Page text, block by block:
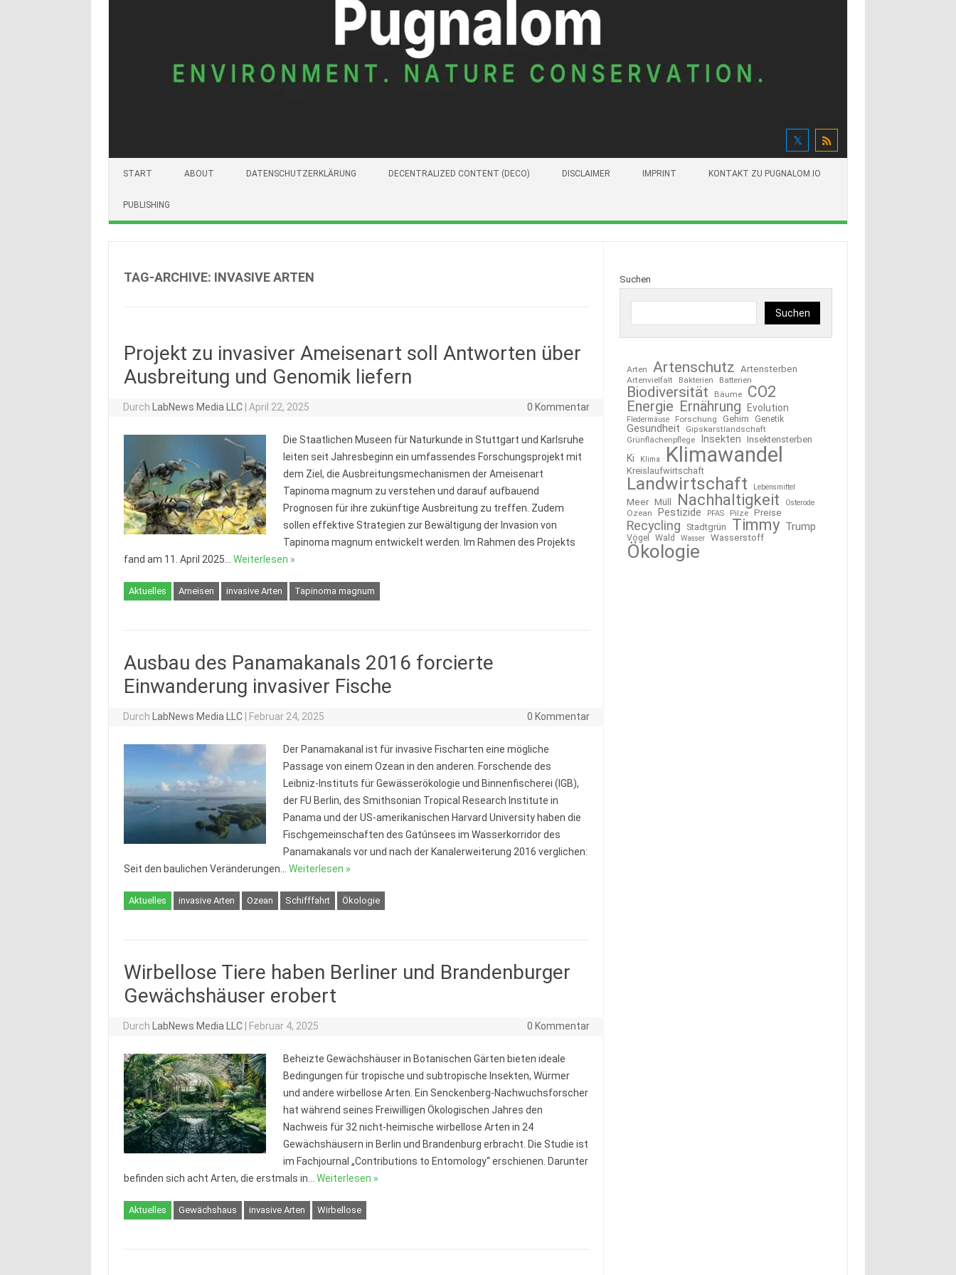
START ABOUT DATENSCHUTZERKLÄRUNG DECENTRALIZED CONTENT (DECO) DISCLAIMER IMPRINT KONTAKT ZU PUGNALOM.IO
PUBLISHING
TAG-ARCHIVE: INVASIVE ARTEN
Projekt zu invasiver Ameisenart soll Antworten über
Ausbreitung und Genomik liefern
Durch LabNews Media LLC April 22, 2025 0 Kommentar
Die Staatlichen Museen für Naturkunde in Stuttgart und Karlsruhe
leiten seit Jahresbeginn ein umfassendes Forschungsprojekt mit
dem Ziel, die Ausbreitungsmechanismen der Ameisenart
Tapinoma magnum zu verstehen und darauf aufbauend
Prognosen für ihre zukünftige Ausbreitung zu treffen. Zudem
sollen effektive Strategien zur Bewältigung der Invasion von
Tapinoma magnum entwickelt werden. Im Rahmen des Projekts
fand am 11. April 2025… Weiterlesen »
Aktuelles Ameisen invasive Arten Tapinoma magnum
Ausbau des Panamakanals 2016 forcierte
Einwanderung invasiver Fische
Durch LabNews Media LLC Februar 24, 2025 0 Kommentar
Der Panamakanal ist für invasive Fischarten eine mögliche
Passage von einem Ozean in den anderen. Forschende des
Leibniz-Instituts für Gewässerökologie und Binnenfischerei (IGB),
der FU Berlin, des Smithsonian Tropical Research Institute in
Panama und der US-amerikanischen Harvard University haben die
Fischgemeinschaften des Gatúnsees im Wasserkorridor des
Panamakanals vor und nach der Kanalerweiterung 2016 verglichen:
Seit den baulichen Veränderungen… Weiterlesen »
Aktuelles invasive Arten Ozean Schifffahrt Ökologie
Wirbellose Tiere haben Berliner und Brandenburger
Gewächshäuser erobert
Durch LabNews Media LLC Februar 4, 2025 0 Kommentar
Beheizte Gewächshäuser in Botanischen Gärten bieten ideale
Bedingungen für tropische und subtropische Insekten, Würmer
und andere wirbellose Arten. Ein Senckenberg-Nachwuchsforscher
hat während seines Freiwilligen Ökologischen Jahres den
Nachweis für 32 nicht-heimische wirbellose Arten in 24
Gewächshäusern in Berlin und Brandenburg erbracht. Die Studie ist
im Fachjournal „Contributions to Entomology“ erschienen. Darunter
befinden sich acht Arten, die erstmals in… Weiterlesen »
Aktuelles Gewächshaus invasive Arten Wirbellose
Suchen
Suchen
Arten Artenschutz Artensterben
Artenvielfalt Bakterien Batterien
Biodiversität Bäume CO2
Energie Ernährung Evolution
Fledermäuse Forschung Gehirn Genetik
Gesundheit Gipskarstlandschaft
Grünflächenpflege Insekten Insektensterben
Ki Klima Klimawandel
Kreislaufwirtschaft
Landwirtschaft Lebensmittel
Meer Müll Nachhaltigkeit Osterode
Ozean Pestizide PFAS Pilze Preise
Recycling Stadtgrün Timmy Trump
Vögel Wald Wasser Wasserstoff
Ökologie